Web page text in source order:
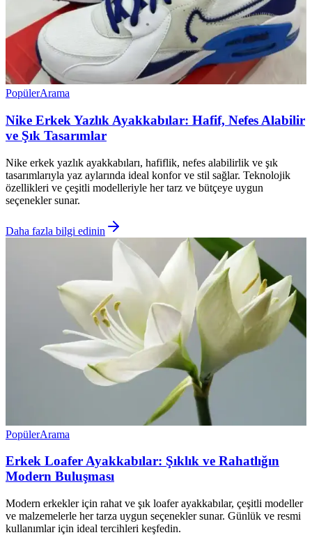
PopülerArama
Nike Erkek Yazlık Ayakkabılar: Hafif, Nefes Alabilir
ve Şık Tasarımlar
Nike erkek yazlık ayakkabıları, hafiflik, nefes alabilirlik ve şık
tasarımlarıyla yaz aylarında ideal konfor ve stil sağlar. Teknolojik
özellikleri ve çeşitli modelleriyle her tarz ve bütçeye uygun
seçenekler sunar.
Daha fazla bilgi edinin
PopülerArama
Erkek Loafer Ayakkabılar: Şıklık ve Rahatlığın
Modern Buluşması
Modern erkekler için rahat ve şık loafer ayakkabılar, çeşitli modeller
ve malzemelerle her tarza uygun seçenekler sunar. Günlük ve resmi
kullanımlar için ideal tercihleri keşfedin.